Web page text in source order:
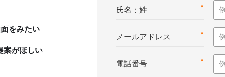
をみたい
案がほしい
*
氏名：姓
*
メールアドレス
*
電話番号